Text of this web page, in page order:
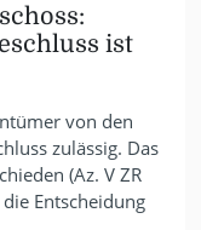
ist
von den
zulässig. Das
(Az. V ZR
Entscheidung